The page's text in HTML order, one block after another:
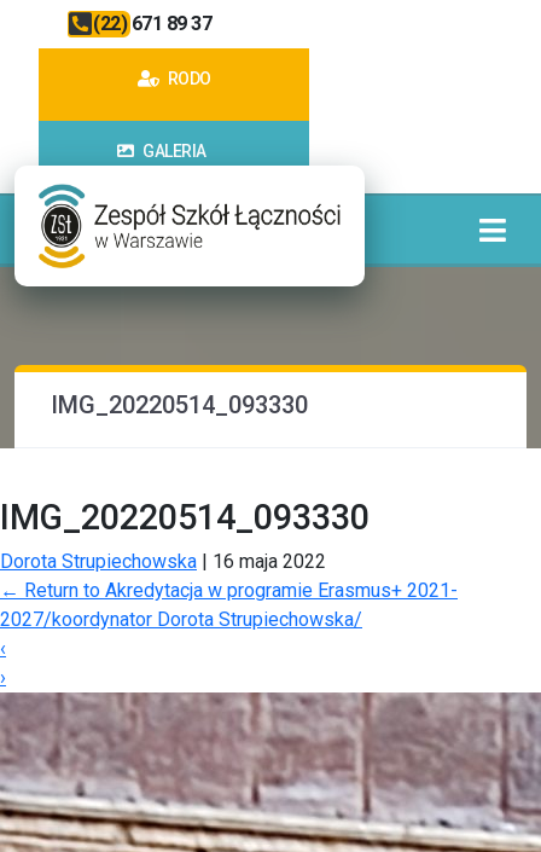
(22) 671 89 37
RODO
GALERIA
IMG_20220514_093330
IMG_20220514_093330
Dorota Strupiechowska | 16 maja 2022
← Return to Akredytacja w programie Erasmus+ 2021-
2027/koordynator Dorota Strupiechowska/
‹
›